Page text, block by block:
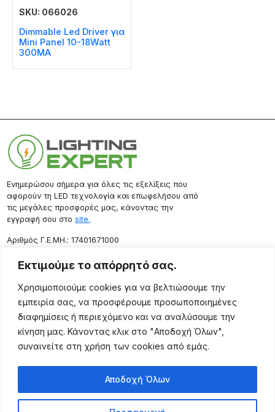
Εκτιμούμε το απόρρητό σας.
Χρησιμοποιούμε cookies για να βελτιώσουμε την
εμπειρία σας, να προσφέρουμε προσωποποιημένες
διαφημίσεις ή περιεχόμενο και να αναλύσουμε την
κίνηση μας. Κάνοντας κλικ στο "Αποδοχή Όλων",
συναινείτε στη χρήση των cookies από εμάς.
Αποδοχή Όλων
SKU: 066026
Dimmable Led Driver για
Mini Panel 10-18Watt
300MA
Ενημερώσου σήμερα για όλες τις εξελίξεις που
αφορούν τη LED τεχνολογία και επωφελήσου από
τις μεγάλες προσφορές μας, κάνοντας την
εγγραφή σου στο site.
Aριθμός Γ.Ε.ΜΗ.: 17401671000
Επικοινωνία
Ρόδου 133, Αθήνα 10443
(+30) 211 725 5427
sales@lightingexpert.gr
Χρήσιμες Σελίδες
Προϊόντα